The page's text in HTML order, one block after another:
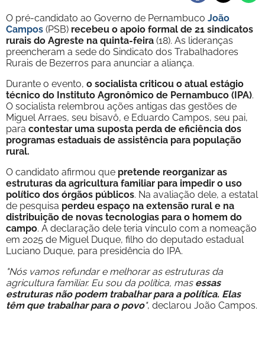
O pré-candidato ao Governo de Pernambuco João
Campos (PSB) recebeu o apoio formal de 21 sindicatos
rurais do Agreste na quinta-feira (18). As lideranças
preencheram a sede do Sindicato dos Trabalhadores
Rurais de Bezerros para anunciar a aliança.
Durante o evento, o socialista criticou o atual estágio
técnico do Instituto Agronômico de Pernambuco (IPA).
O socialista relembrou ações antigas das gestões de
Miguel Arraes, seu bisavô, e Eduardo Campos, seu pai,
para contestar uma suposta perda de eficiência dos
programas estaduais de assistência para população
rural.
O candidato afirmou que pretende reorganizar as
estruturas da agricultura familiar para impedir o uso
político dos órgãos públicos. Na avaliação dele, a estatal
de pesquisa perdeu espaço na extensão rural e na
distribuição de novas tecnologias para o homem do
campo. A declaração dele teria vínculo com a nomeação
em 2025 de Miguel Duque, filho do deputado estadual
Luciano Duque, para presidência do IPA.
"Nós vamos refundar e melhorar as estruturas da
agricultura familiar. Eu sou da política, mas essas
estruturas não podem trabalhar para a política. Elas
têm que trabalhar para o povo", declarou João Campos.